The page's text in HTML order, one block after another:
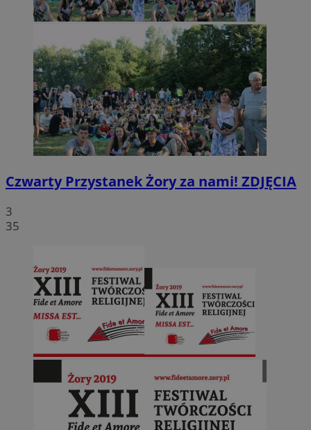
Czwarty Przystanek Żory za nami! ZDJĘCIA
3
35